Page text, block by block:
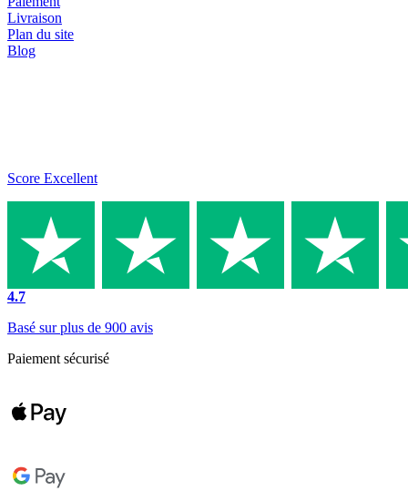
Livraison
Plan du site
Blog
Score Excellent
4.7
Basé sur plus de 900 avis
Paiement sécurisé